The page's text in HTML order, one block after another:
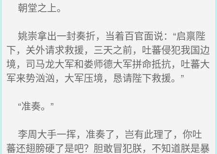
朝堂之上。
姚崇拿出一封奏折，当着百官面说：“启禀陛
下，关外请求救援，三天之前，吐蕃侵犯我国边
境，司马龙大军和娄师德大军拼命抵抗，吐蕃大
军来势汹汹，大军压境，恳请陛下救援。”
“准奏。”
李周大手一挥，准奏了，岂有此理了，你吐
蕃还翅膀硬了是吧？胆敢冒犯朕，不知道朕是暴